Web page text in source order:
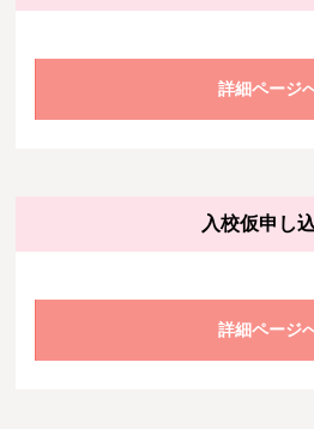
詳細ページ
入校仮申し
詳細ページ